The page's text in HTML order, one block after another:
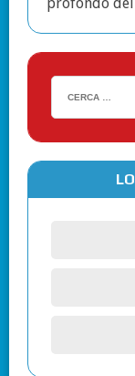
profondo